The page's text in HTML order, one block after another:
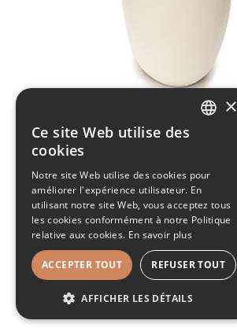
×
Ce site Web utilise des
cookies
Notre site Web utilise des cookies pour
améliorer l'expérience utilisateur. En
utilisant notre site Web, vous acceptez tous
les cookies conformément à notre Politique
relative aux cookies. En savoir plus
ACCEPTER TOUT REFUSER TOUT
AFFICHER LES DÉTAILS
STRICTEMENT NÉCESSAIRES